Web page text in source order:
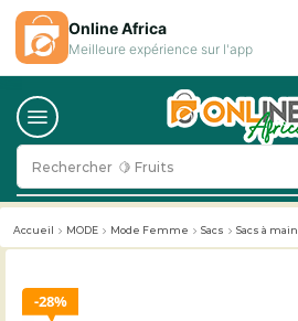
Rechercher 🥛 Milk
Accueil MODE Mode Femme Sacs Sacs à main
28%
Online Africa
Meilleure expérience sur l'app